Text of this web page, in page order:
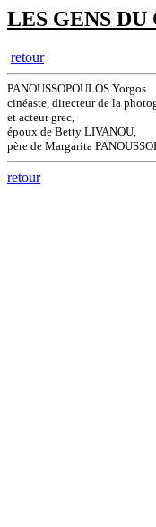
LES GENS
retour
PANOUSSOPOULOS Yorgos
cinéaste, directeur de la
et acteur grec,
époux de Betty LIVANOU,
père de Margarita
retour